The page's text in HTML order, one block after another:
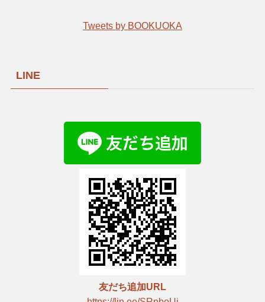
Tweets by BOOKUOKA
LINE
友だち追加URL